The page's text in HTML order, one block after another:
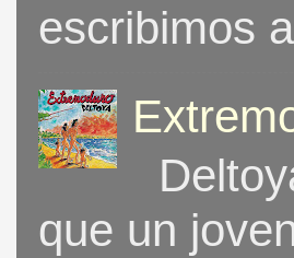
escribimos
que un